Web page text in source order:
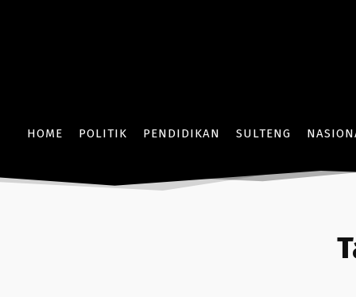
HOME POLITIK PENDIDIKAN SULTENG